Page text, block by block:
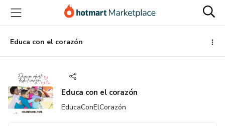
principal
página
de
página
Educa con el corazón
Educa con el corazón
EducaConElCorazón